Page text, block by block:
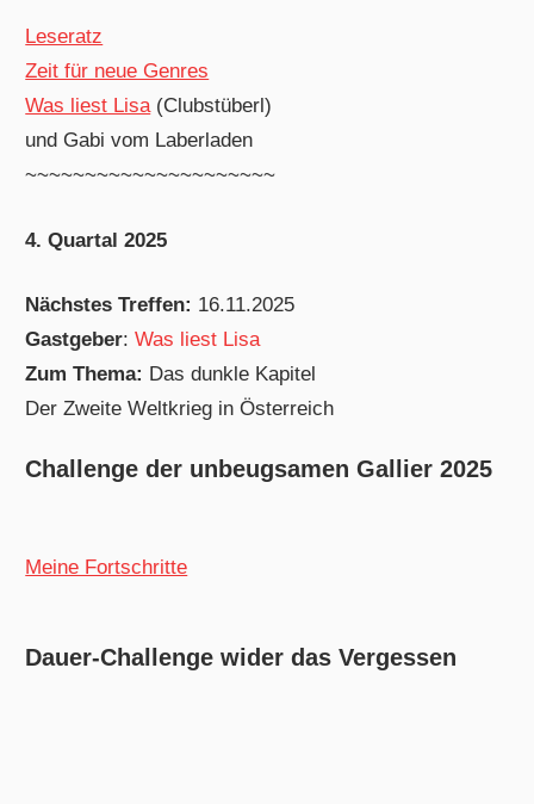
Leseratz
Zeit für neue Genres
Was liest Lisa(Clubstüberl)
und Gabi vom Laberladen
~~~~~~~~~~~~~~~~~~~~~
4. Quartal 2025
Nächstes Treffen: 16.11.2025
Gastgeber:Was liest Lisa
Zum Thema: Das dunkle Kapitel
Der Zweite Weltkrieg in Österreich
Challenge der unbeugsamen Gallier 2025
Meine Fortschritte
Dauer-Challenge wider das Vergessen